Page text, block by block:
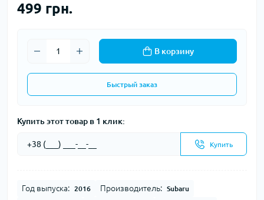
499 грн.
В корзину
Быстрый заказ
Купить этот товар в 1 клик:
Купить
Год выпуска: 2016 Производитель: Subaru